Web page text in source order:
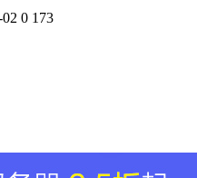
0 173